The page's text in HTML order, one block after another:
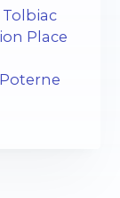
Tolbiac
Place